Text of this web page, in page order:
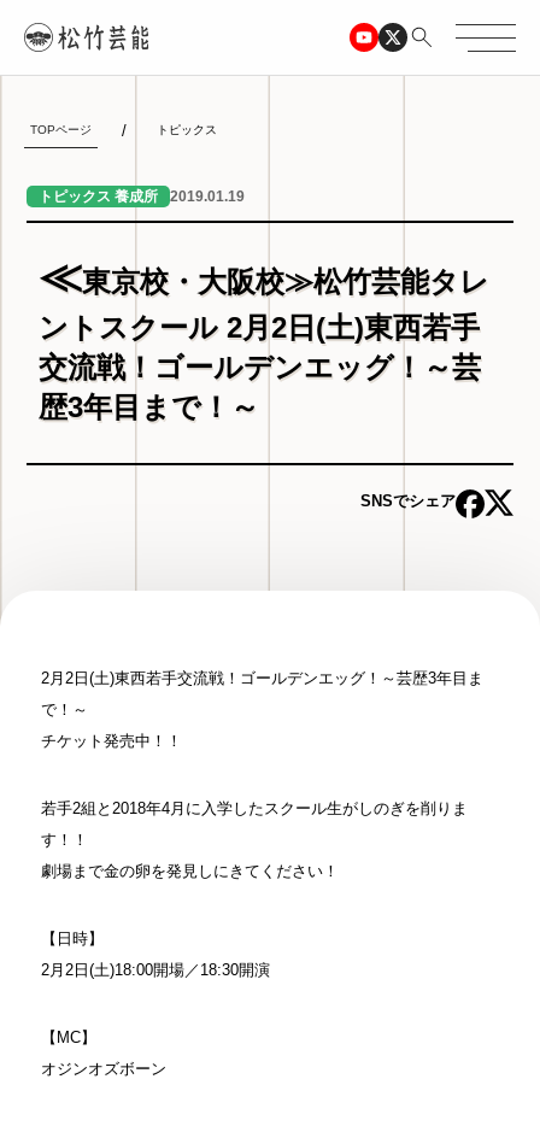
TOPページ トピックス
トピックス 養成所 2019.01.19
≪東京校・大阪校≫松竹芸能タレ
ントスクール 2月2日(土)東西若手
交流戦！ゴールデンエッグ！～芸
歴3年目まで！～
SNSでシェア
2月2日(土)東西若手交流戦！ゴールデンエッグ！～芸歴3年目ま
で！～
チケット発売中！！
若手2組と2018年4月に入学したスクール生がしのぎを削りま
す！！
劇場まで金の卵を発見しにきてください！
【日時】
2月2日(土)18:00開場／18:30開演
【MC】
オジンオズボーン